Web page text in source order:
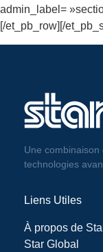
admin_label=
[/et_pb_row][/
Une
technologies
Liens Utiles
À propos de
Star Global